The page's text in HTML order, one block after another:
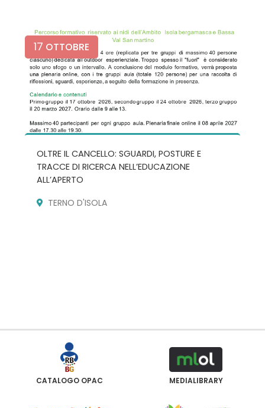
17 OTTOBRE
OLTRE IL CANCELLO: SGUARDI, POSTURE E
TRACCE DI RICERCA NELL’EDUCAZIONE
ALL’APERTO
TERNO D'ISOLA
CATALOGO OPAC MEDIALIBRARY